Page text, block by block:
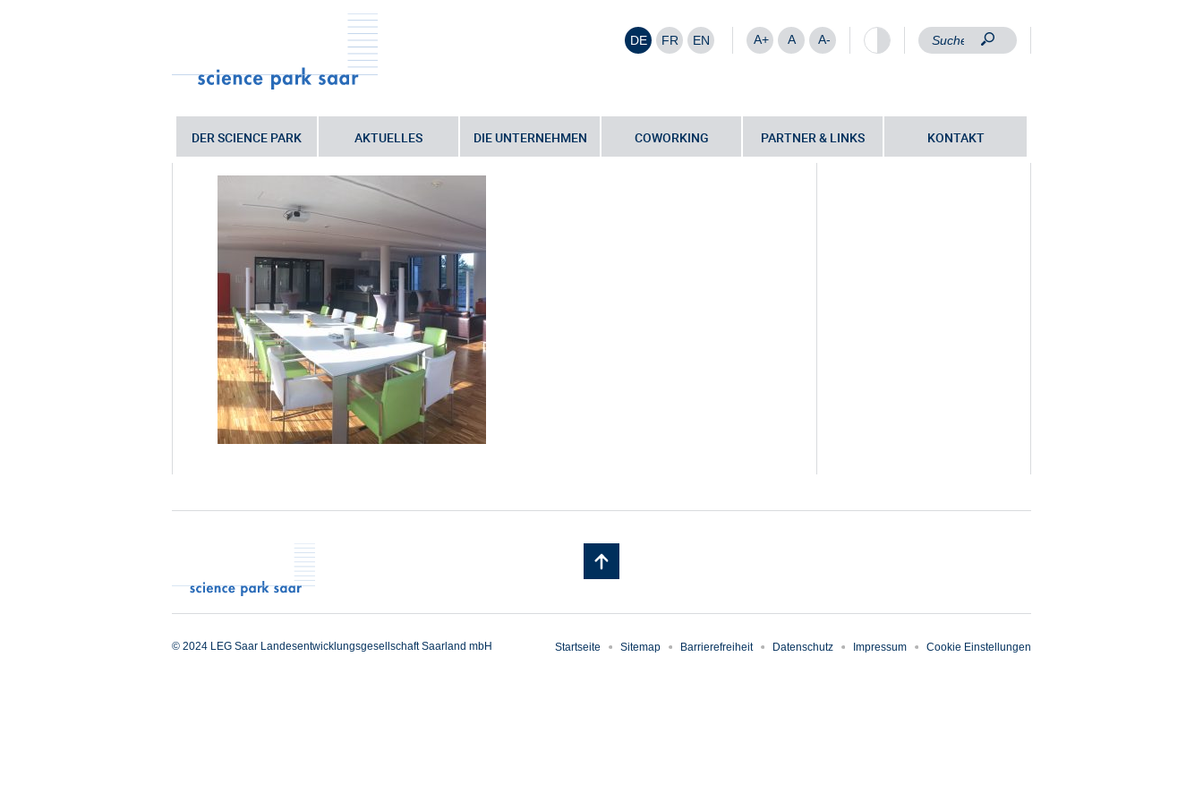
DE FR EN A+ A A-
DER SCIENCE PARK AKTUELLES DIE UNTERNEHMEN COWORKING PARTNER & LINKS KONTAKT
Sie sind hier: Startseite Der Science Park Raum- & Serviceangebote • IMG_8291
© 2024 LEG Saar Landesentwicklungsgesellschaft Saarland mbH Startseite Sitemap Barrierefreiheit Datenschutz Impressum Cookie Einstellungen